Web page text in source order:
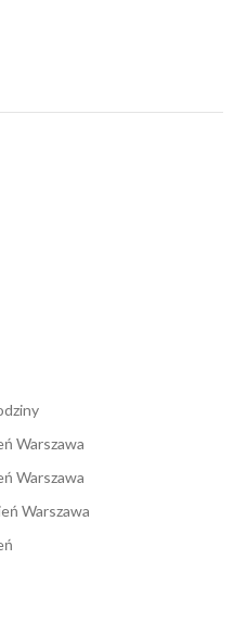
Warszawa
Warszawa
Warszawa